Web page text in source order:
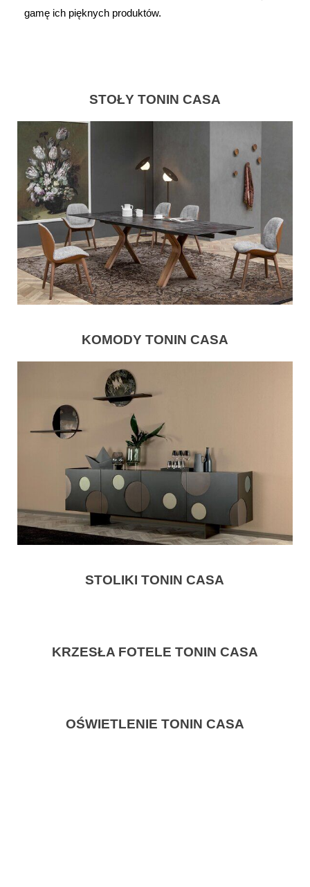
gamę ich pięknych produktów.
STOŁY TONIN CASA
KOMODY TONIN CASA
STOLIKI TONIN CASA
KRZESŁA FOTELE TONIN CASA
OŚWIETLENIE TONIN CASA